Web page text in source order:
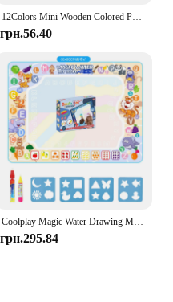
12Colors Mini Wooden Colored Pencils Set Non Toxic HB Colorful Lead Standard Painting Sketching Pen Drawing Pencils for Children
грн.56.40
Coolplay Magic Water Drawing Mat Coloring Doodle Mat with Magic Pens Іграшки Монтессорі Дошка для малювання Розвиваючі іграшки для дітей
грн.295.84